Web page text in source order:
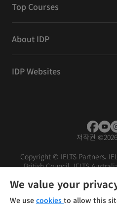
Top Courses
About IDP
IDP Websites
저작권 ©
Copyright © IELTS Partners.
British Council, IELTS
Investors
Terms of use
We value your
We use cookies to allow this